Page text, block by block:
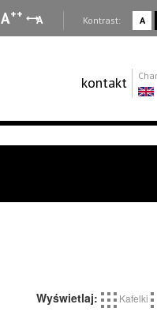
A++ A Kontrast: A
kontakt
Wyświetlaj: Kafelki